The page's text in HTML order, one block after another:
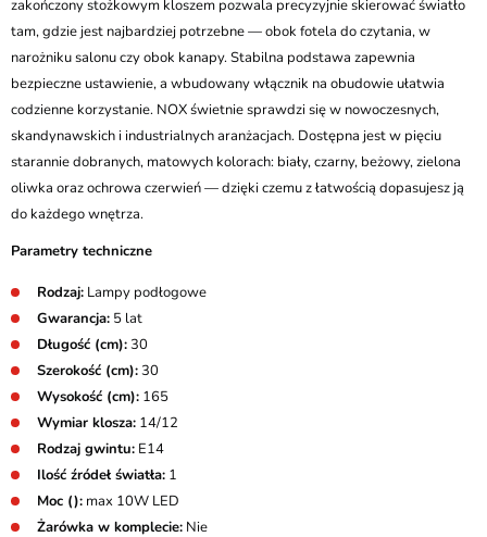
zakończony stożkowym kloszem pozwala precyzyjnie skierować światło
tam, gdzie jest najbardziej potrzebne — obok fotela do czytania, w
narożniku salonu czy obok kanapy. Stabilna podstawa zapewnia
bezpieczne ustawienie, a wbudowany włącznik na obudowie ułatwia
codzienne korzystanie. NOX świetnie sprawdzi się w nowoczesnych,
skandynawskich i industrialnych aranżacjach. Dostępna jest w pięciu
starannie dobranych, matowych kolorach: biały, czarny, beżowy, zielona
oliwka oraz ochrowa czerwień — dzięki czemu z łatwością dopasujesz ją
do każdego wnętrza.
Parametry techniczne
Rodzaj: Lampy podłogowe
Gwarancja: 5 lat
Długość (cm):30
Szerokość (cm):30
Wysokość (cm): 165
Wymiar klosza: 14/12
Rodzaj gwintu: E14
Ilość źródeł światła: 1
Moc (): max 10W LED
Żarówka w komplecie: Nie